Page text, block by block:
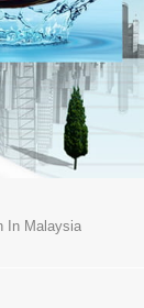
In Malaysia